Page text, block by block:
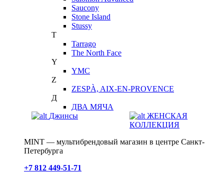
Saucony
Stone Island
Stussy
T
Tarrago
The North Face
Y
YMC
Z
ZESPÀ, AIX-EN-PROVENCE
Д
ДВА МЯЧА
Джинсы
ЖЕНСКАЯ
КОЛЛЕКЦИЯ
MINT — мультибрендовый магазин в центре Санкт-
Петербурга
+7 812 449-51-71